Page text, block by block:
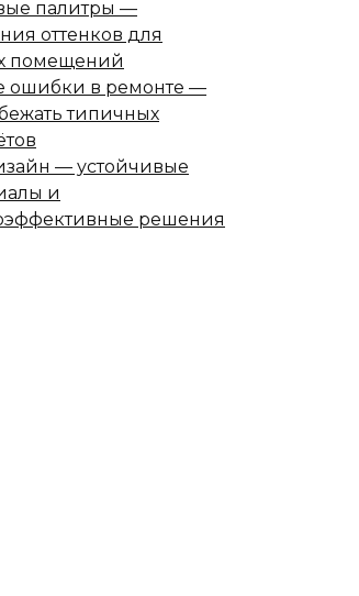
палитры —
оттенков для
помещений
ошибки в ремонте —
типичных
— устойчивые
и
решения